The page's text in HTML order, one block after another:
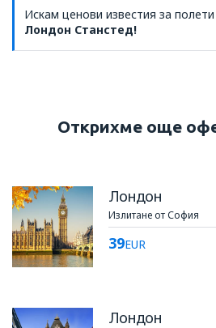
Искам ценови известия за
Лондон Станстед!
Открихме още
Лондон
Излитане от София
39EUR
Лондон